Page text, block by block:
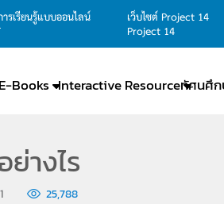
รเรียนรู้แบบออนไลน์
เว็บไซต์ Project 14
Project 14
E-Books Interactive Resourceทัศนศึก
างไร
25,788